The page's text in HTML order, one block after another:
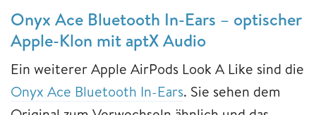
Onyx Ace Bluetooth In-Ears – optischer
Apple-Klon mit aptX Audio
Ein weiterer Apple AirPods Look A Like sind die
Onyx Ace Bluetooth In-Ears. Sie sehen dem